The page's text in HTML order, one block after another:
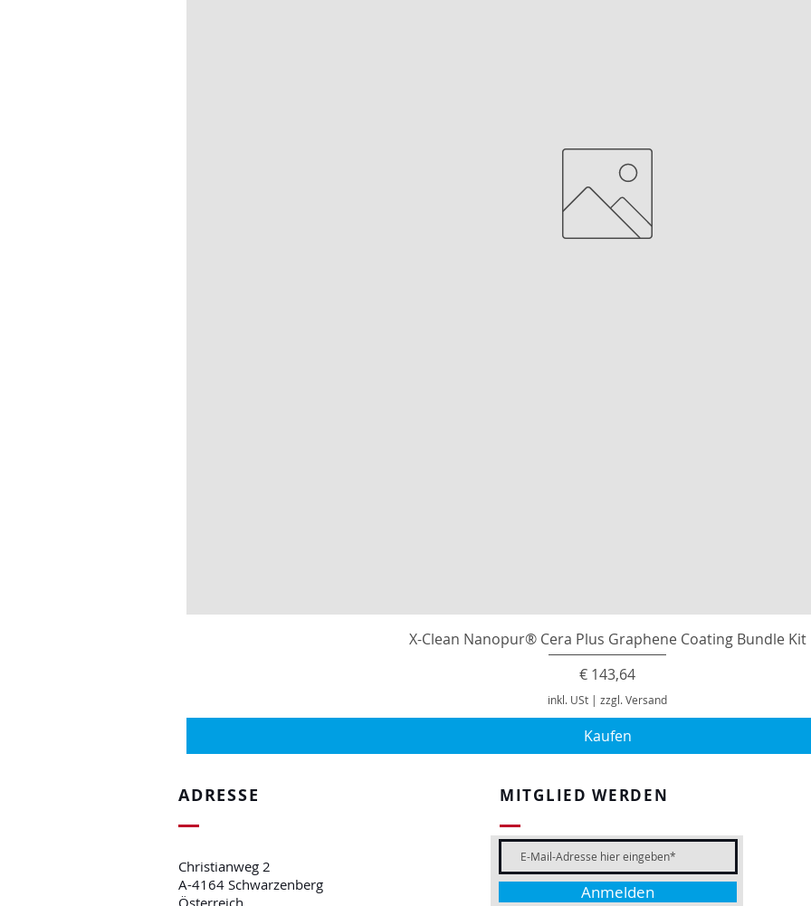
X-Clean Nanopur® Cera Plus Graphene Coating Bundle Kit
Preis
€ 143,64
inkl. USt | zzgl. Versand
Kaufen
ADRESSE
Christianweg 2
A-4164 Schwarzenberg
Österreich
MITGLIED WERDEN
Anmelden